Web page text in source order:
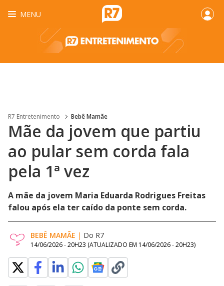
MENU
R7 Entretenimento Bebê Mamãe
Mãe da jovem que partiu
ao pular sem corda fala
pela 1ª vez
A mãe da jovem Maria Eduarda Rodrigues Freitas
falou após ela ter caído da ponte sem corda.
BEBÊ MAMÃE | Do R7
14/06/2026 - 20H23 (ATUALIZADO EM 14/06/2026 - 20H23)